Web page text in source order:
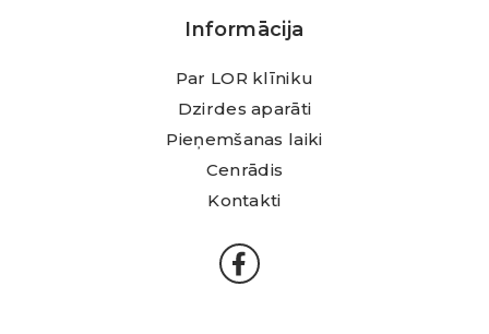
Informācija
Par LOR klīniku
Dzirdes aparāti
Pieņemšanas laiki
Cenrādis
Kontakti